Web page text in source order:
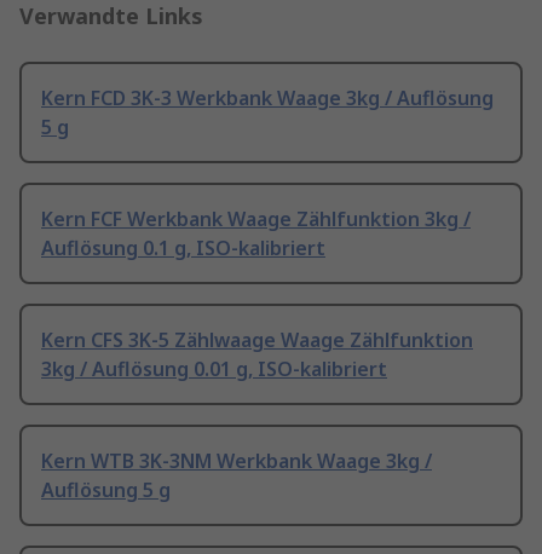
Verwandte Links
Kern FCD 3K-3 Werkbank Waage 3kg / Auflösung
5 g
Kern FCF Werkbank Waage Zählfunktion 3kg /
Auflösung 0.1 g, ISO-kalibriert
Kern CFS 3K-5 Zählwaage Waage Zählfunktion
3kg / Auflösung 0.01 g, ISO-kalibriert
Kern WTB 3K-3NM Werkbank Waage 3kg /
Auflösung 5 g